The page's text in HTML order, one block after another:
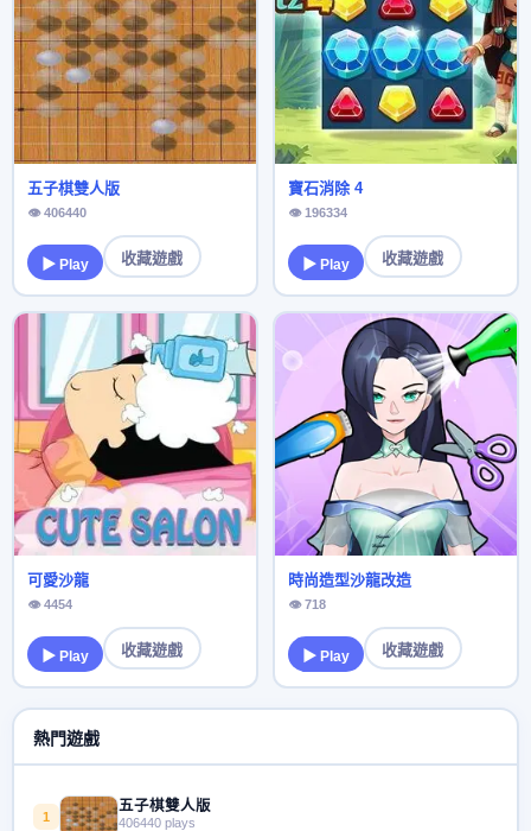
五子棋雙人版
👁 406440
▶ Play 收藏遊戲
寶石消除 4
👁 196334
▶ Play 收藏遊戲
可愛沙龍
👁 4454
▶ Play 收藏遊戲
時尚造型沙龍改造
👁 718
▶ Play 收藏遊戲
熱門遊戲
1
五子棋雙人版
406440 plays